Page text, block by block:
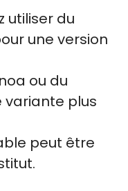
utiliser du
une version
ou du
variante plus
peut être